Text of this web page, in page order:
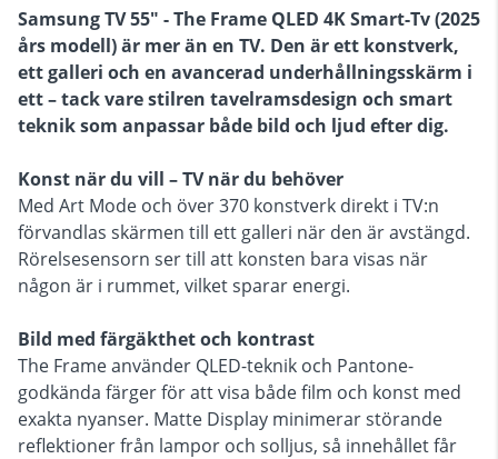
Samsung TV 55" - The Frame QLED 4K Smart-Tv(2025
års modell) är mer än en TV. Den är ett konstverk,
ett galleri och en avancerad underhållningsskärm i
ett – tack vare stilren tavelramsdesign och smart
teknik som anpassar både bild och ljud efter dig.
Konst när du vill – TV när du behöver
Med Art Mode och över 370 konstverk direkt i TV:n
förvandlas skärmen till ett galleri när den är avstängd.
Rörelsesensorn ser till att konsten bara visas när
någon är i rummet, vilket sparar energi.
Bild med färgäkthet och kontrast
The Frame använder QLED-teknik och Pantone-
godkända färger för att visa både film och konst med
exakta nyanser. Matte Display minimerar störande
reflektioner från lampor och solljus, så innehållet får